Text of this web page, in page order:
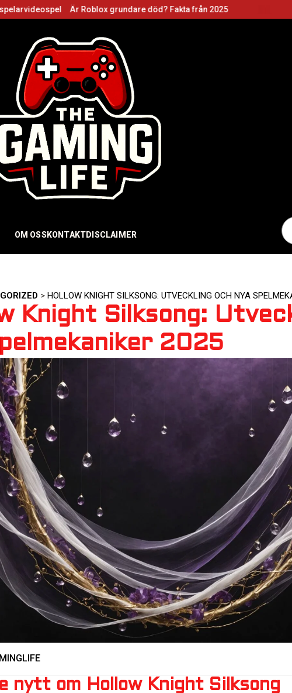
Är Roblox grundare död? Fakta från 2025 Roblox
OM OSS KONTAKTDISCLAIMER
> HOLLOW KNIGHT SILKSONG: UTVECKLING OCH NYA
Knight Silksong:
2025
nytt om Hollow Knight Silksong